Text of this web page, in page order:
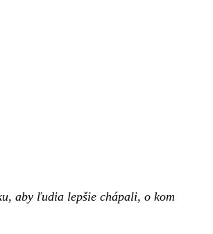
aby ľudia lepšie chápali, o kom